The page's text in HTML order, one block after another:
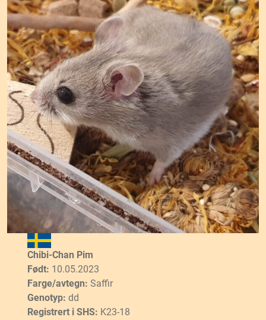
Chibi-Chan Pim
Født: 10.05.2023
Farge/avtegn: Saffir
Genotyp: dd
Registrert i SHS: K23-18